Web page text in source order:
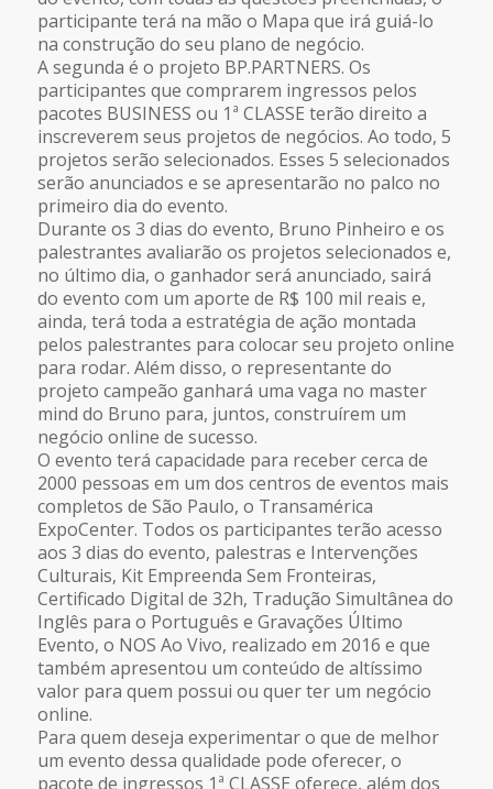
participante terá na mão o Mapa que irá guiá-lo
na construção do seu plano de negócio.
A segunda é o projeto BP.PARTNERS. Os
participantes que comprarem ingressos pelos
pacotes BUSINESS ou 1ª CLASSE terão direito a
inscreverem seus projetos de negócios. Ao todo, 5
projetos serão selecionados. Esses 5 selecionados
serão anunciados e se apresentarão no palco no
primeiro dia do evento.
Durante os 3 dias do evento, Bruno Pinheiro e os
palestrantes avaliarão os projetos selecionados e,
no último dia, o ganhador será anunciado, sairá
do evento com um aporte de R$ 100 mil reais e,
ainda, terá toda a estratégia de ação montada
pelos palestrantes para colocar seu projeto online
para rodar. Além disso, o representante do
projeto campeão ganhará uma vaga no master
mind do Bruno para, juntos, construírem um
negócio online de sucesso.
O evento terá capacidade para receber cerca de
2000 pessoas em um dos centros de eventos mais
completos de São Paulo, o Transamérica
ExpoCenter. Todos os participantes terão acesso
aos 3 dias do evento, palestras e Intervenções
Culturais, Kit Empreenda Sem Fronteiras,
Certificado Digital de 32h, Tradução Simultânea do
Inglês para o Português e Gravações Último
Evento, o NOS Ao Vivo, realizado em 2016 e que
também apresentou um conteúdo de altíssimo
valor para quem possui ou quer ter um negócio
online.
Para quem deseja experimentar o que de melhor
um evento dessa qualidade pode oferecer, o
pacote de ingressos 1ª CLASSE oferece, além dos